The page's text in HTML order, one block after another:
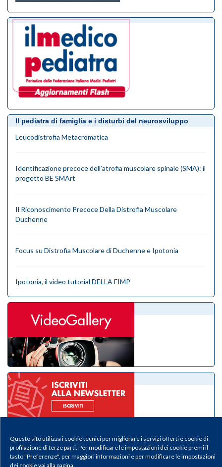
Questo sito utilizza i cookie tecnici per migliorare i servizi offerti e cookie di
profilazione di terze parti. Per modificare le impostazioni dei cookie premi il
tasto "Preferenze", per maggiori informazioni e per modificare le impostazioni
dei cookie vai alla pagina
Il pediatra di famiglia e i disturbi del neurosviluppo
Leucodistrofia Metacromatica
Identificazione precoce dell’atrofia muscolare spinale (SMA): il
progetto BE SMArt
Il Riconoscimento Precoce Della Distrofia Muscolare
Duchenne
Focus su Distrofia Muscolare di Duchenne e Ipotonia
Ipotonia, il video tutorial DELLA FIMP
eNewsletter